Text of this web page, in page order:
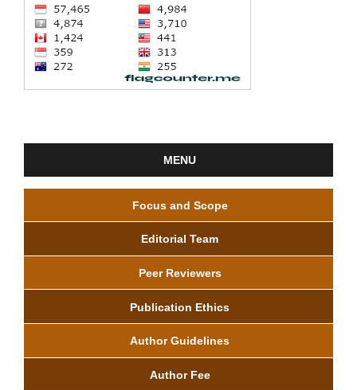
MENU
Focus and Scope
Editorial Team
Peer Reviewers
Publication Ethics
Author Guidelines
Author Fee